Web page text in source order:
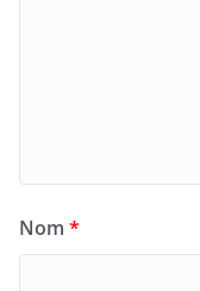
Nom *